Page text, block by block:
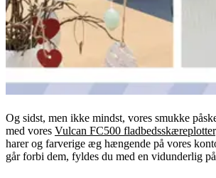
Og sidst, men ikke mindst, vores smukke
med vores Vulcan FC500 fladbedsskæreplotter
harer og farverige æg hængende på vores
går forbi dem, fyldes du med en vidunderlig